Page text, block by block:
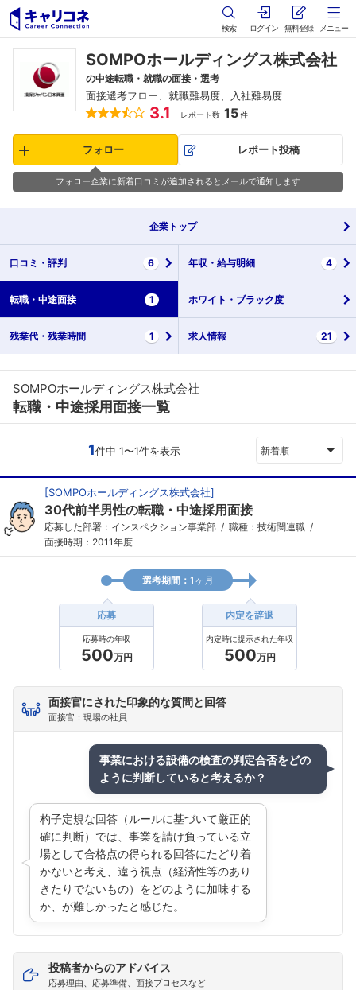
検索 ログイン 無料登録 メニュー
SOMPOホールディングス株式会社
の中途転職・就職の面接・選考
面接選考フロー、就職難易度、入社難易度
3.1 レポート数 15件
フォロー レポート投稿
フォロー企業に新着口コミが追加されるとメールで通知します
企業 トップ
口コミ・ 評判 6 年収・ 給与明細 4
転職・ 中途面接 1 ホワイト・ ブラック度
残業代・ 残業時間 1 求人情報 21
SOMPOホールディングス株式会社
転職・中途採用面接一覧
1件中 1〜1件を表示 新着順
[SOMPOホールディングス株式会社]
30代前半男性の転職・中途採用面接
応募した部署：インスペクション事業部
職種：技術関連職
面接時期：2011年度
選考期間： 1ヶ月
応募
応募時の年収
500万円
内定を辞退
内定時に提示された年収
500万円
面接官にされた印象的な質問と回答
面接官：現場の社員
事業における設備の検査の判定合否をどの
ように判断していると考えるか？
杓子定規な回答（ルールに基づいて厳正的
確に判断）では、事業を請け負っている立
場として合格点の得られる回答にたどり着
かないと考え、違う視点（経済性等のあり
きたりでないもの）をどのように加味する
か、が難しかったと感じた。
投稿者からのアドバイス
応募理由、応募準備、面接プロセスなど